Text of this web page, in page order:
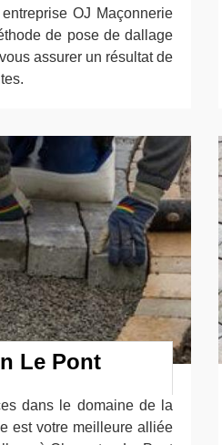
OJ Maçonnerie
de pose de dallage
assurer un résultat de
Le Pont
dans le domaine de la
est votre meilleure alliée